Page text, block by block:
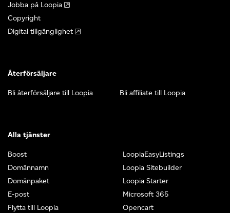
Jobba på Loopia
Copyright
Digital tillgänglighet
Återförsäljare
Bli återförsäljare till Loopia Bli affiliate till Loopia
Alla tjänster
Boost
Domännamn
Domänpaket
E-post
Flytta till Loopia
LoopiaEasyListings
Loopia Sitebuilder
Loopia Starter
Microsoft 365
Opencart